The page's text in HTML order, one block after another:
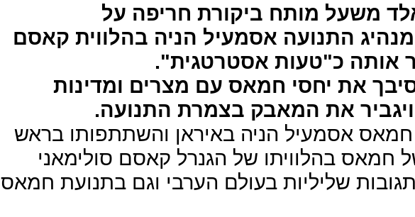
משעל מותח ביקורת חריפה על
התנועה אסמעיל הניה בהלווית קאסם
אותה כ"טעות אסטרטגית".
את יחסי חמאס עם מצרים ומדינות
ויגביר את המאבק בצמרת התנועה.
חמאס אסמעיל הניה באיראן והשתתפותו בראש
חמאס בהלוויתו של הגנרל קאסם סולימאני
שליליות בעולם הערבי וגם בתנועת חמאס